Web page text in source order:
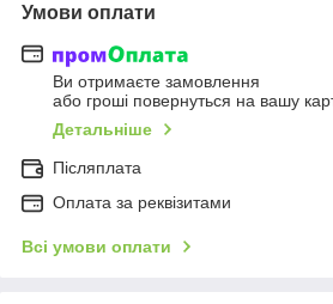
Умови оплати
Ви отримаєте замовлення
або гроші повернуться на вашу
Детальніше
Післяплата
Оплата за реквізитами
Всі умови оплати